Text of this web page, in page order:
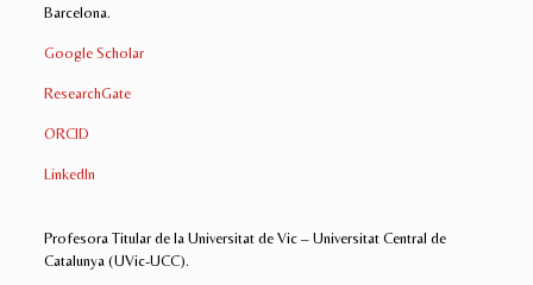
Barcelona.
Google Scholar
ResearchGate
ORCID
LinkedIn
Profesora Titular de la Universitat de Vic – Universitat Central de
Catalunya (UVic-UCC).